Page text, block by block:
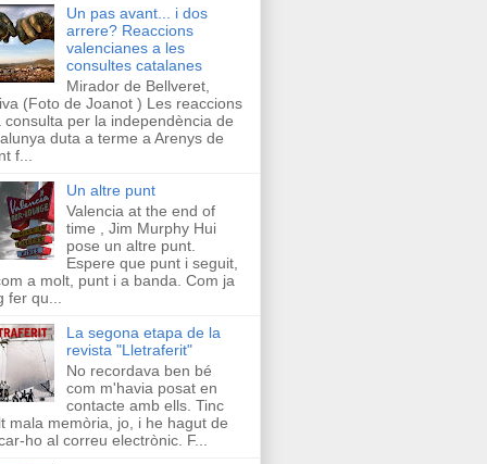
Un pas avant... i dos
arrere? Reaccions
valencianes a les
consultes catalanes
Mirador de Bellveret,
(Foto de Joanot ) Les reaccions
consulta per la independència de
duta a terme a Arenys de
f...
Un altre punt
Valencia at the end of
time , Jim Murphy Hui
pose un altre punt.
Espere que punt i seguit,
a molt, punt i a banda. Com ja
fer qu...
La segona etapa de la
revista "Lletraferit"
No recordava ben bé
com m'havia posat en
contacte amb ells. Tinc
mala memòria, jo, i he hagut de
ho al correu electrònic. F...